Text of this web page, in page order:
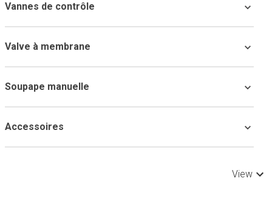
Vannes de contrôle
Valve à membrane
Soupape manuelle
Accessoires
View